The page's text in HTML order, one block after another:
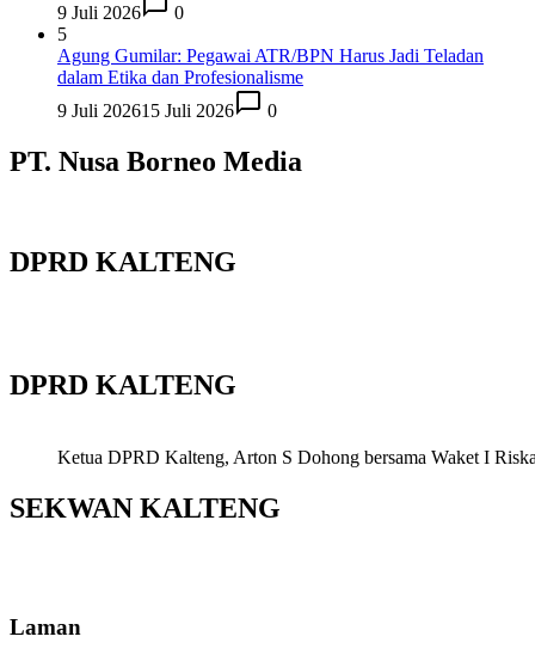
9 Juli 2026
0
5
Agung Gumilar: Pegawai ATR/BPN Harus Jadi Teladan
dalam Etika dan Profesionalisme
9 Juli 202615 Juli 2026 0
PT. Nusa Borneo Media
DPRD KALTENG
DPRD KALTENG
Ketua DPRD Kalteng, Arton S Dohong bersama Waket I
SEKWAN KALTENG
Laman